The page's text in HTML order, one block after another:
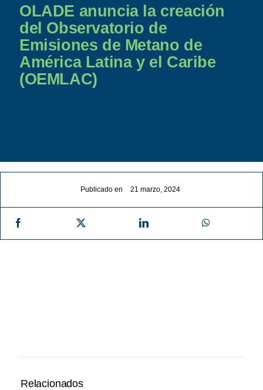
COEMLAC
Eventos
OLADE anuncia la creación
del Observatorio de
Emisiones de Metano de
América Latina y el Caribe
(OEMLAC)
Publicado en 21 marzo, 2024
Relacionados